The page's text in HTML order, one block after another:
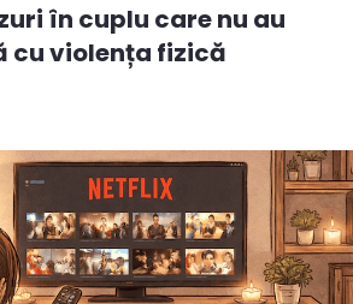
în cuplu care nu au
cu violența fizică